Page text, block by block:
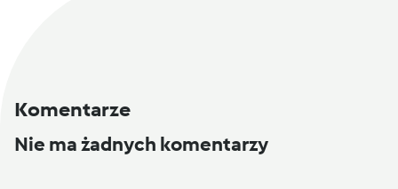
Komentarze
Nie ma żadnych komentarzy